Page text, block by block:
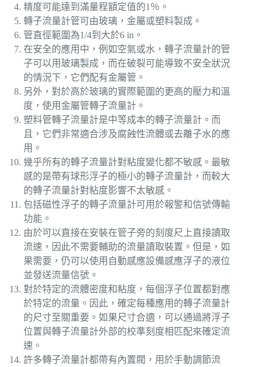
精度可能達到滿量程額定值的1％。
轉子流量計管可由玻璃，金屬或塑料製成。
管直徑範圍為1/4到大於6 in。
在安全的應用中，例如空氣或水，轉子流量計的管
子可以用玻璃製成，而在破裂可能導致不安全狀況
的情況下，它們配有金屬管。
另外，對於高於玻璃的實際範圍的更高的壓力和溫
度，使用金屬管轉子流量計。
塑料管轉子流量計是中等成本的轉子流量計。而
且，它們非常適合涉及腐蝕性流體或去離子水的應
用。
幾乎所有的轉子流量計對粘度變化都不敏感。最敏
感的是帶有球形浮子的極小的轉子流量計，而較大
的轉子流量計對粘度影響不太敏感。
包括磁性浮子的轉子流量計可用於報警和信號傳輸
功能。
由於可以直接在安裝在管子旁的刻度尺上直接讀取
流速，因此不需要輔助的流量讀取裝置。但是，如
果需要，仍可以使用自動感應設備感應浮子的液位
並發送流量信號。
對於特定的流體密度和粘度，每個浮子位置都對應
於特定的流量。因此，確定每種應用的轉子流量計
的尺寸至關重要。如果尺寸合適，可以通過將浮子
位置與轉子流量計外部的校準刻度相匹配來確定流
速。
許多轉子流量計都帶有內置閥，用於手動調節流